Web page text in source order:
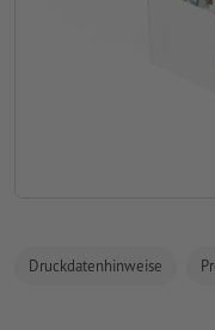
Druckdatenhinweise